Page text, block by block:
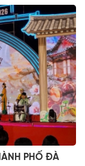
PHỐ ĐÀ